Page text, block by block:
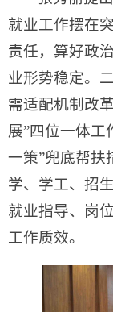
就业工作摆在
责任，算好政
业形势稳定。
需适配机制改
展”四位一体工
一策”兜底帮扶
学、学工、招
就业指导、岗
工作质效。